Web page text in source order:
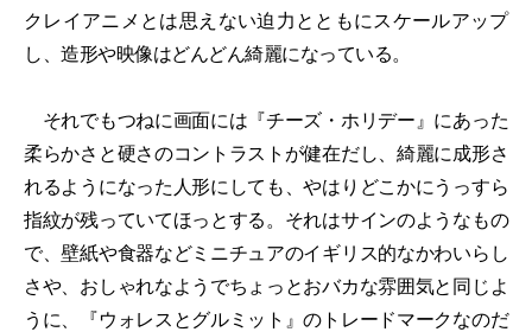
クレイアニメとは思えない迫力とともにスケールアップ
し、造形や映像はどんどん綺麗になっている。
それでもつねに画面には『チーズ・ホリデー』にあった
柔らかさと硬さのコントラストが健在だし、綺麗に成形さ
れるようになった人形にしても、やはりどこかにうっすら
指紋が残っていてほっとする。それはサインのようなもの
で、壁紙や食器などミニチュアのイギリス的なかわいらし
さや、おしゃれなようでちょっとおバカな雰囲気と同じよ
うに、『ウォレスとグルミット』のトレードマークなのだ